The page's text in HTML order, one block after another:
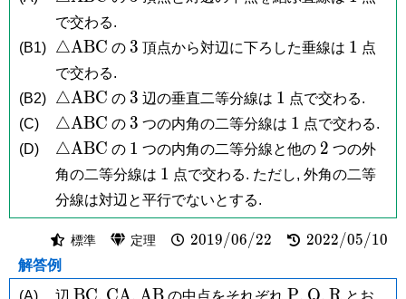
で交わる.
(B1)
\triangle\mathrm{ABC}
△ABC の 3
3 頂点から対辺に下ろした垂線は 1
1 点
で交わる.
(B2)
\triangle\mathrm{ABC}
△ABC の 3
3 辺の垂直二等分線は 1
1 点で交わる.
(C)
\triangle\mathrm{ABC}
△ABC の 3
3 つの内角の二等分線は 1
1 点で交わる.
(D)
\triangle\mathrm{ABC}
△ABC の 1
1 つの内角の二等分線と他の 2
2 つの外
角の二等分線は 1
1 点で交わる. ただし, 外角の二等
分線は対辺と平行でないとする.
標準 定理 2019/06/22
2019/06/22 2022/05/10
2022/05/10
解答例
\mathrm{BC},
\mathrm{CA},
\mathrm{AB}
\mathrm
\mathrm
\mathrm